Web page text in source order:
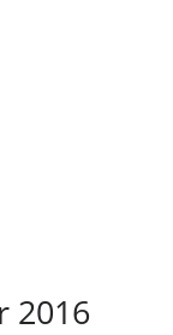
2016